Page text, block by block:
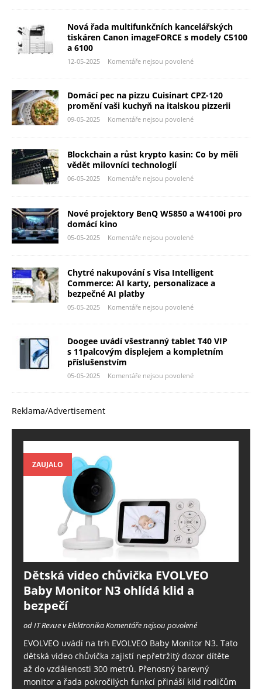
Nová řada multifunkčních kancelářských
tiskáren Canon imageFORCE s modely C5100
a 6100
12-05-2025 Komentáře nejsou povolené
Domácí pec na pizzu Cuisinart CPZ-120
promění vaši kuchyň na italskou pizzerii
09-05-2025 Komentáře nejsou povolené
Blockchain a růst krypto kasin: Co by měli
vědět milovníci technologií
06-05-2025 Komentáře nejsou povolené
Nové projektory BenQ W5850 a W4100i pro
domácí kino
05-05-2025 Komentáře nejsou povolené
Chytré nakupování s Visa Intelligent
Commerce: AI karty, personalizace a
bezpečné AI platby
05-05-2025 Komentáře nejsou povolené
Doogee uvádí všestranný tablet T40 VIP
s 11palcovým displejem a kompletním
příslušenstvím
05-05-2025 Komentáře nejsou povolené
Reklama/Advertisement
ZAUJALO
Dětská video chůvička EVOLVEO
Baby Monitor N3 ohlídá klid a
bezpečí
od IT Revue v ElektronikaKomentáře nejsou povolené
EVOLVEO uvádí na trh EVOLVEO Baby Monitor N3. Tato
dětská video chůvička zajistí nepřetržitý dozor dítěte
až do vzdálenosti 300 metrů. Přenosný barevný
monitor a řada pokročilých funkcí přináší klid rodičům